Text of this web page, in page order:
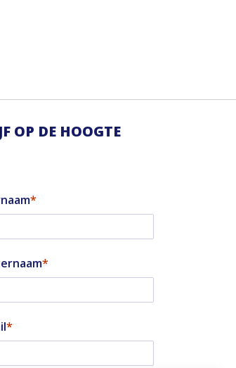
OP DE HOOGTE